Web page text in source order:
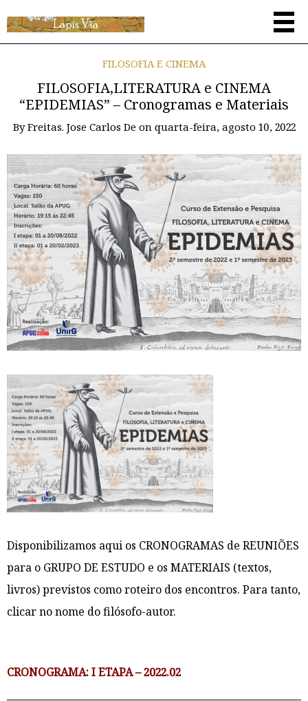
FILOSOFIA E CINEMA
FILOSOFIA,LITERATURA e CINEMA
“EPIDEMIAS” – Cronogramas e Materiais
ByFreitas. Jose Carlos De on quarta-feira, agosto 10, 2022
Disponibilizamos aqui os CRONOGRAMAS de REUNIÕES
para o GRUPO DE ESTUDO e os MATERIAIS (textos,
livros) previstos como roteiro dos encontros. Para tanto,
clicar no nome do filósofo-autor.
CRONOGRAMA: I ETAPA – 2022.02